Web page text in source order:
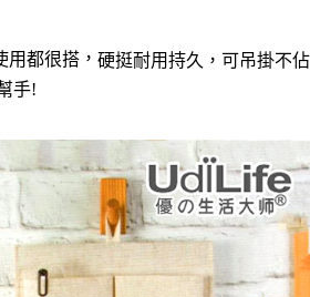
先享後付」後，將跳轉至「AFTEE先享後付」
認金額後，即可完成結帳。
到繳費通知簡訊。
不需立刻繳費，但若您需要取消訂單，請聯絡
意取消之訂單仍視為有效，需透過AFTEE先享
先享後付 」之結帳頁面顯示為準，若有關於
欲退款等相關疑問，請聯繫「AFTEE先享後付
support/home
以上)免運費
含以上)免運費
以上)免運費
含以上)免運費
用都很搭 ， 硬挺耐用持久， 可吊掛不佔
手!